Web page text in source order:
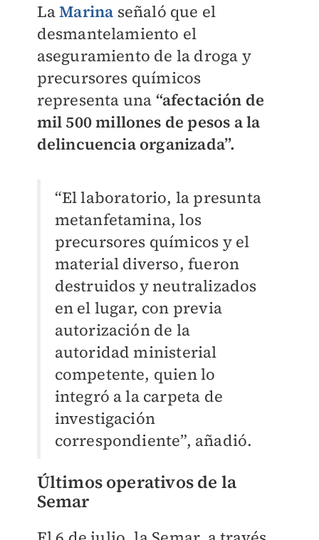
LaMarina señaló que el
desmantelamiento el
aseguramiento de la droga y
precursores químicos
representa una “afectación de
mil 500 millones de pesos a la
delincuencia organizada”.
“El laboratorio, la presunta
metanfetamina, los
precursores químicos y el
material diverso, fueron
destruidos y neutralizados
en el lugar, con previa
autorización de la
autoridad ministerial
competente, quien lo
integró a la carpeta de
investigación
correspondiente”, añadió.
Últimos operativos de la
Semar